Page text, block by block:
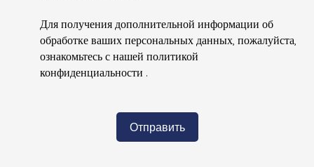
Для получения дополнительной информации об
обработке ваших персональных данных, пожалуйста,
ознакомьтесь с нашей политикой
конфиденциальности .
Отправить